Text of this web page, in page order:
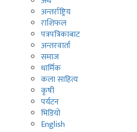
अन्तर्राष्ट्रिय
राशिफल
पत्रपत्रिकाबाट
अन्तरवार्ता
समाज
धार्मिक
कला साहित्य
कृषी
पर्यटन
भिडियो
English